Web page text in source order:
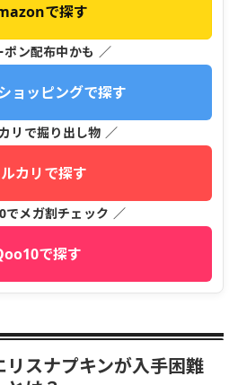
で探す
ポン配布中かも ／
ョッピングで探す
リで掘り出し物 ／
カリで探す
でメガ割チェック ／
で探す
スナプキンが入手困難